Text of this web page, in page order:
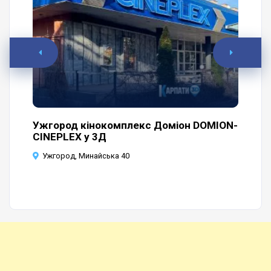
Ужгород кінокомплекс Доміон DOMION-
CINEPLEX у 3Д
Ужгород, Минайська 40